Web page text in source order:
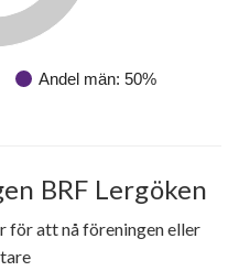
Andel män: 50%
BRF Lergöken
att nå föreningen eller